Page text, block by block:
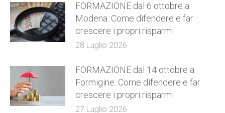
FORMAZIONE dal 6 ottobre a
Modena: Come difendere e far
crescere i propri risparmi
28 Luglio 2026
FORMAZIONE dal 14 ottobre a
Formigine: Come difendere e far
crescere i propri risparmi
27 Luglio 2026